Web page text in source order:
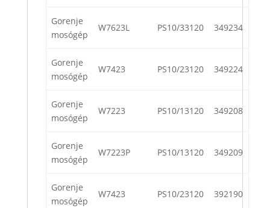
Gorenje
mosógép
W7623L PS10/33120 349234
Gorenje
mosógép
W7423 PS10/23120 349224
Gorenje
mosógép
W7223 PS10/13120 349208
Gorenje
mosógép
W7223P PS10/13120 349209
Gorenje
mosógép
W7423 PS10/23120 392190